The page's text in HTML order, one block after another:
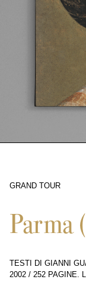
GRAND TOUR
Parma
TESTI DI GIANNI
2002 / 252 PAGINE.